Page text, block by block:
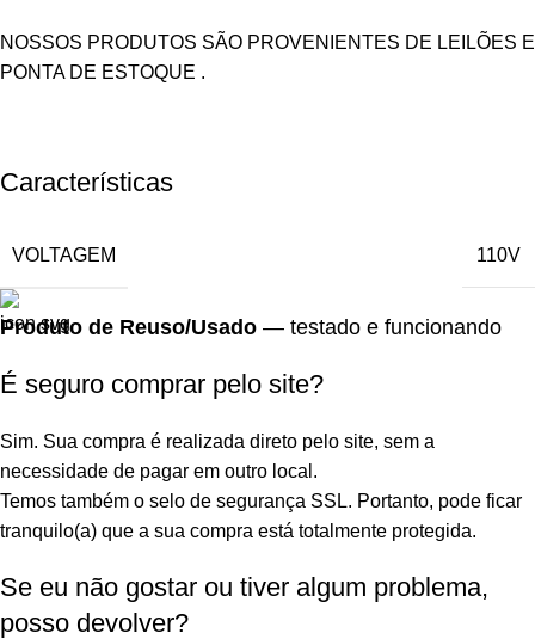
NOSSOS PRODUTOS SÃO PROVENIENTES DE LEILÕES E
PONTA DE ESTOQUE .
Características
VOLTAGEM 110V
Produto de Reuso/Usado — testado e funcionando
É seguro comprar pelo site?
Sim. Sua compra é realizada direto pelo site, sem a
necessidade de pagar em outro local.
Temos também o selo de segurança SSL. Portanto, pode ficar
tranquilo(a) que a sua compra está totalmente protegida.
Se eu não gostar ou tiver algum problema,
posso devolver?